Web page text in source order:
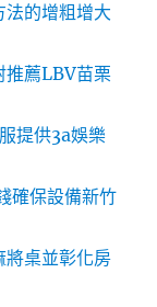
法的增粗增大
推薦LBV苗栗
提供3a娛樂
確保設備新竹
將桌並彰化房